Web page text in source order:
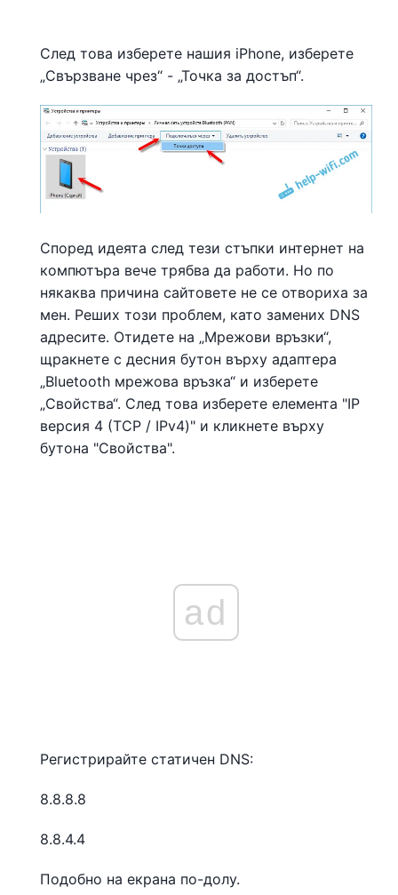
След това изберете нашия iPhone, изберете
„Свързване чрез“ - „Точка за достъп“.
Според идеята след тези стъпки интернет на
компютъра вече трябва да работи. Но по
някаква причина сайтовете не се отвориха за
мен. Реших този проблем, като замених DNS
адресите. Отидете на „Мрежови връзки“,
щракнете с десния бутон върху адаптера
„Bluetooth мрежова връзка“ и изберете
„Свойства“. След това изберете елемента "IP
версия 4 (TCP / IPv4)" и кликнете върху
бутона "Свойства".
ad
Регистрирайте статичен DNS:
8.8.8.8
8.8.4.4
Подобно на екрана по-долу.